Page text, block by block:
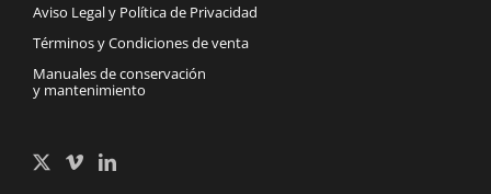
Aviso Legal y Política de Privacidad
Términos y Condiciones de venta
Manuales de conservación
y mantenimiento